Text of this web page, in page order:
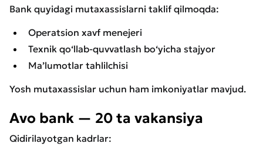
Bank quyidagi mutaxassislarni taklif qilmoqda:
Operatsion xavf menejeri
Texnik qo‘llab-quvvatlash bo‘yicha stajyor
Ma’lumotlar tahlilchisi
Yosh mutaxassislar uchun ham imkoniyatlar mavjud.
Avo bank — 20 ta vakansiya
Qidirilayotgan kadrlar: